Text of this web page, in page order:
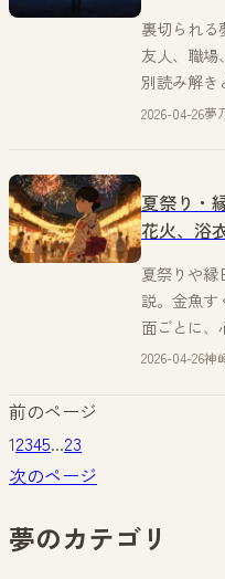
裏切られる
友人、職場
別読み解き
以外の裏切
2026-04-26夢
夏祭り・
花火、浴
夏祭りや縁
説。金魚す
面ごとに、
読み解く。
2026-04-26神
前のページ
12345...23
次のページ
夢のカテゴリ